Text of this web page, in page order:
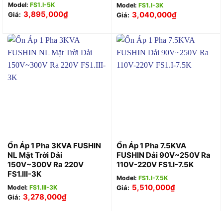
Model: FS1.I-5K
Giá: 3,895,000₫
Model: FS1.I-3K
Giá: 3,040,000₫
Ổn Áp 1 Pha 3KVA FUSHIN
NL Mặt Trời Dải
150V~300V Ra 220V
FS1.III-3K
Model: FS1.III-3K
Giá: 3,278,000₫
Ổn Áp 1 Pha 7.5KVA
FUSHIN Dải 90V~250V Ra
110V-220V FS1.I-7.5K
Model: FS1.I-7.5K
Giá: 5,510,000₫